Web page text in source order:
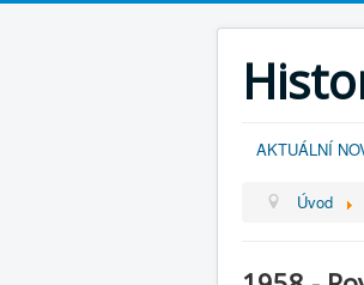
AKTUÁLNÍ
Úvod